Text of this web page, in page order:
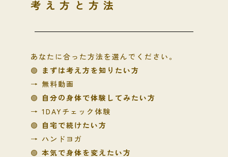
考え方と方法
あなたに合った方法を選んでください。
🟢 まずは考え方を知りたい方
→ 無料動画
🟢 自分の身体で体験してみたい方
→ 1DAYチェック体験
🟢 自宅で続けたい方
→ ハンドヨガ
🟢 本気で身体を変えたい方